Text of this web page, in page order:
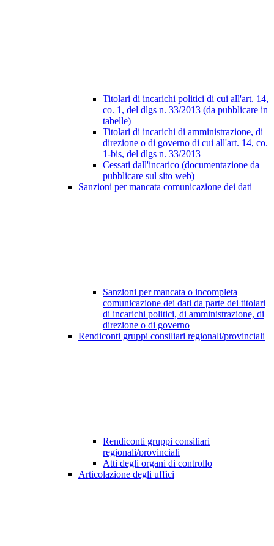
Titolari di incarichi politici di cui all'art. 14,
co. 1, del dlgs n. 33/2013 (da pubblicare in
tabelle)
Titolari di incarichi di amministrazione, di
direzione o di governo di cui all'art. 14, co.
1-bis, del dlgs n. 33/2013
Cessati dall'incarico (documentazione da
pubblicare sul sito web)
Sanzioni per mancata comunicazione dei dati
Sanzioni per mancata o incompleta
comunicazione dei dati da parte dei titolari
di incarichi politici, di amministrazione, di
direzione o di governo
Rendiconti gruppi consiliari regionali/provinciali
Rendiconti gruppi consiliari
regionali/provinciali
Atti degli organi di controllo
Articolazione degli uffici